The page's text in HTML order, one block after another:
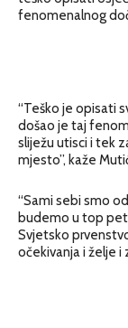
fenomenalnog
“Teško je opisati
došao je taj
sliježu utisci i tek
mjesto”, kaže
“Sami sebi smo
budemo u top pet
Svjetsko
očekivanja i želje i